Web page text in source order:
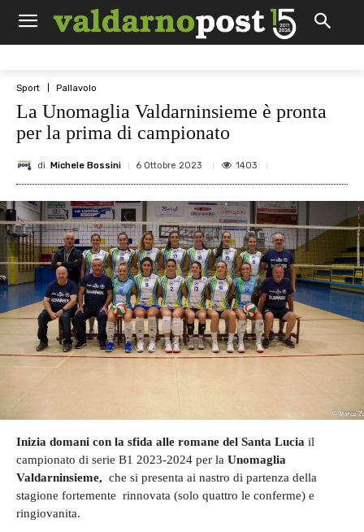
Sport Pallavolo
La Unomaglia Valdarninsieme è pronta
per la prima di campionato
di Michele Bossini 6 Ottobre 2023 1403
Inizia domani con la sfida alle romane del Santa Lucia il
campionato di serie B1 2023-2024 per la Unomaglia
Valdarninsieme, che si presenta ai nastro di partenza della
stagione fortemente rinnovata (solo quattro le conferme) e
ringiovanita.